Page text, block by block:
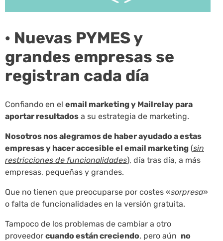
· Nuevas PYMES y
grandes empresas se
registran cada día
Confiando en el email marketing y Mailrelay para
aportar resultados a su estrategia de marketing.
Nosotros nos alegramos de haber ayudado a estas
empresas y hacer accesible el email marketing (sin
restricciones de funcionalidades), día tras día, a más
empresas, pequeñas y grandes.
Que no tienen que preocuparse por costes «sorpresa»
o falta de funcionalidades en la versión gratuita.
Tampoco de los problemas de cambiar a otro
proveedor cuando están creciendo, pero aún no